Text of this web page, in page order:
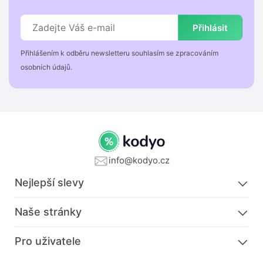
Přihlásit
Přihlášením k odběru newsletteru souhlasím se zpracováním
osobních údajů.
info@kodyo.cz
Nejlepší slevy
Naše stránky
Pro uživatele